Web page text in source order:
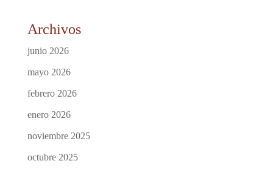
Archivos
junio 2026
mayo 2026
febrero 2026
enero 2026
noviembre 2025
octubre 2025